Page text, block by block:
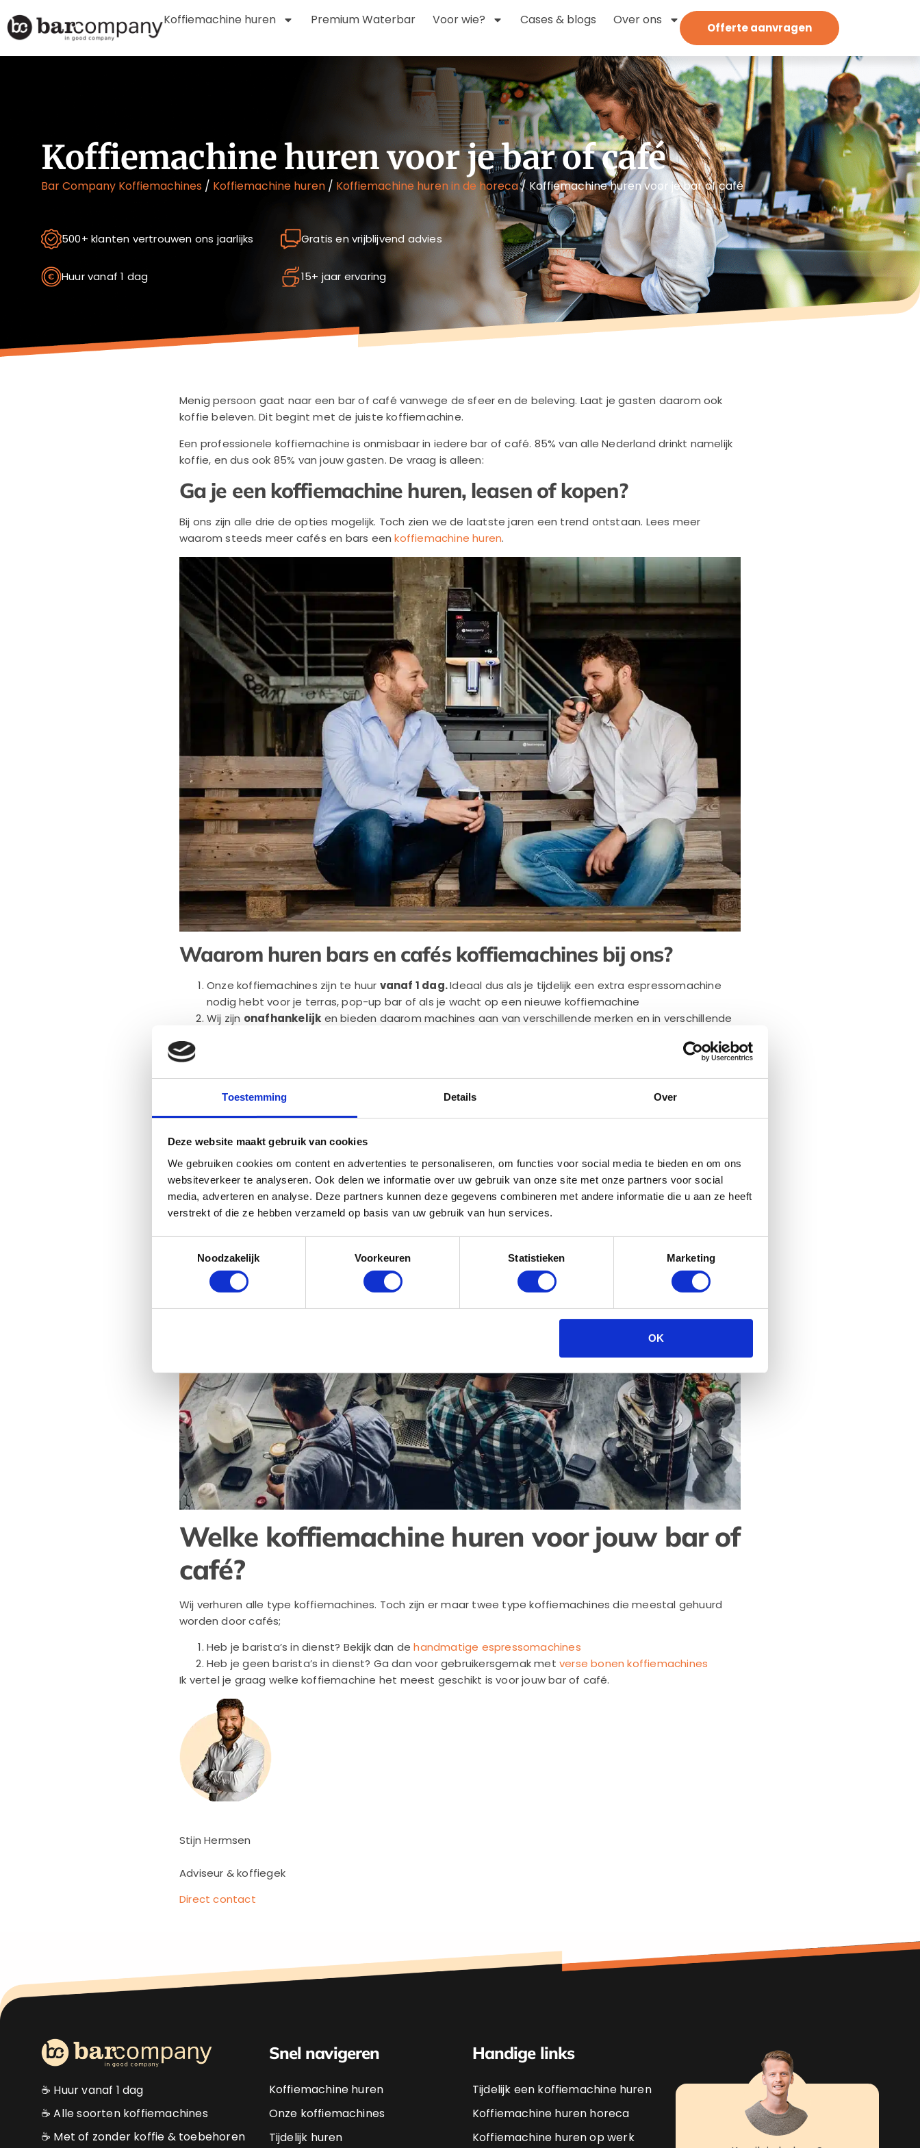
Toestemming Details Over
Deze website maakt gebruik van cookies
We gebruiken cookies om content en advertenties te personaliseren, om functies voor social media te bieden en om ons
websiteverkeer te analyseren. Ook delen we informatie over uw gebruik van onze site met onze partners voor social
media, adverteren en analyse. Deze partners kunnen deze gegevens combineren met andere informatie die u aan ze heeft
verstrekt of die ze hebben verzameld op basis van uw gebruik van hun services.
Noodzakelijk
Voorkeuren Statistieken Marketing
OK
Koffiemachine huren Premium Waterbar Voor wie? Cases & blogs Over ons
Offerte aanvragen
Koffiemachine huren voor je bar of café
Bar Company Koffiemachines / Koffiemachine huren / Koffiemachine huren in de horeca/Koffiemachine huren voor je bar of café
500+ klanten vertrouwen ons jaarlijks Gratis en vrijblijvend advies
Huur vanaf 1 dag 15+ jaar ervaring
Menig persoon gaat naar een bar of café vanwege de sfeer en de beleving. Laat je gasten daarom ook
koffie beleven. Dit begint met de juiste koffiemachine.
Een professionele koffiemachine is onmisbaar in iedere bar of café. 85% van alle Nederland drinkt namelijk
koffie, en dus ook 85% van jouw gasten. De vraag is alleen:
Ga je een koffiemachine huren, leasen of kopen?
Bij ons zijn alle drie de opties mogelijk. Toch zien we de laatste jaren een trend ontstaan. Lees meer
waarom steeds meer cafés en bars eenkoffiemachine huren.
Waarom huren bars en cafés koffiemachines bij ons?
Onze koffiemachines zijn te huur vanaf 1 dag.Ideaal dus als je tijdelijk een extra espressomachine
nodig hebt voor je terras, pop-up bar of als je wacht op een nieuwe koffiemachine
Wij zijn onafhankelijk en bieden daarom machines aan van verschillende merken en in verschillende
Je mag de espressomachine altijdgratis testen
Gratis service en onderhoud
is altijd inbegrepen
We vertellen je graag meer over onze mogelijkheden:
Welke koffiemachine huren voor jouw bar of
café?
Wij verhuren alle type koffiemachines. Toch zijn er maar twee type koffiemachines die meestal gehuurd
worden door cafés;
Heb je barista’s in dienst? Bekijk dan dehandmatige espressomachines
Heb je geen barista’s in dienst? Ga dan voor gebruikersgemak metverse bonen koffiemachines
Ik vertel je graag welke koffiemachine het meest geschikt is voor jouw bar of café.
Stijn Hermsen
Adviseur & koffiegek
Direct contact
☕ Huur vanaf 1 dag
☕ Alle soorten koffiemachines
☕ Met of zonder koffie & toebehoren
Snel navigeren
Koffiemachine huren
Onze koffiemachines
Tijdelijk huren
Handige links
Tijdelijk een koffiemachine huren
Koffiemachine huren horeca
Koffiemachine huren op werk